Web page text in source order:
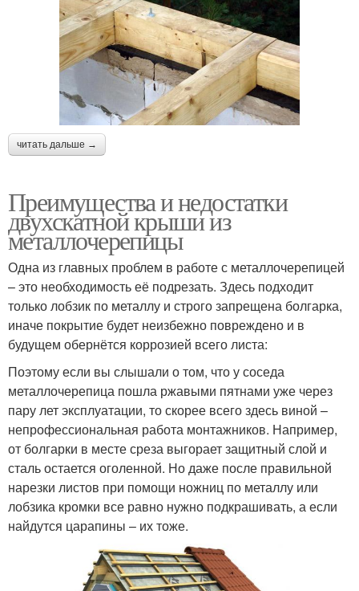
читать дальше →
Преимущества и недостатки
двухскатной крыши из
металлочерепицы
Одна из главных проблем в работе с металлочерепицей
– это необходимость её подрезать. Здесь подходит
только лобзик по металлу и строго запрещена болгарка,
иначе покрытие будет неизбежно повреждено и в
будущем обернётся коррозией всего листа:
Поэтому если вы слышали о том, что у соседа
металлочерепица пошла ржавыми пятнами уже через
пару лет эксплуатации, то скорее всего здесь виной –
непрофессиональная работа монтажников. Например,
от болгарки в месте среза выгорает защитный слой и
сталь остается оголенной. Но даже после правильной
нарезки листов при помощи ножниц по металлу или
лобзика кромки все равно нужно подкрашивать, а если
найдутся царапины – их тоже.